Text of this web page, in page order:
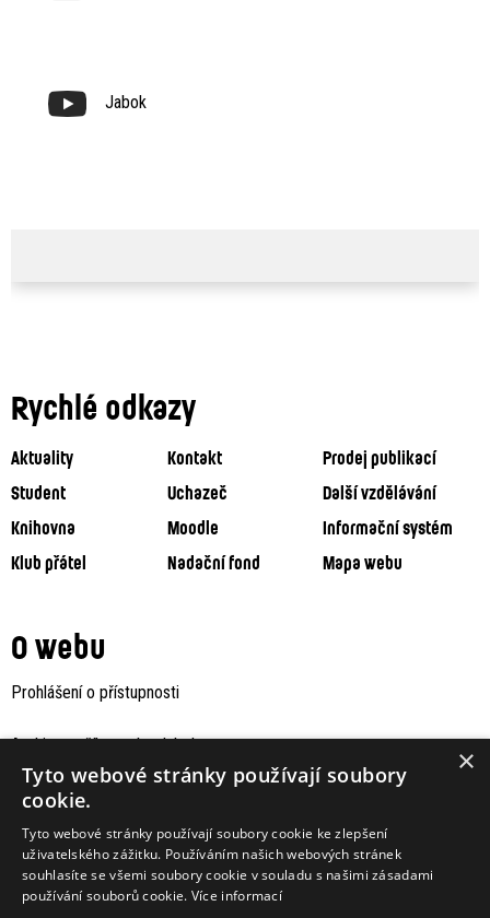
Jabok
Rychlé odkazy
Aktuality Kontakt
Prodej publikací
Student
Uchazeč
Další vzdělávání
Knihovna
Moodle
Informační systém
Klub přátel
Nadační fond Mapa webu
O webu
Prohlášení o přístupnosti
Archiv staršího webu Jaboku ×
Tyto webové stránky používají soubory
cookie.
Tyto webové stránky používají soubory cookie ke zlepšení
uživatelského zážitku. Používáním našich webových stránek
souhlasíte se všemi soubory cookie v souladu s našimi zásadami
používání souborů cookie. Více informací